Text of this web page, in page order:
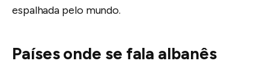
espalhada pelo mundo.
Países onde se fala albanês